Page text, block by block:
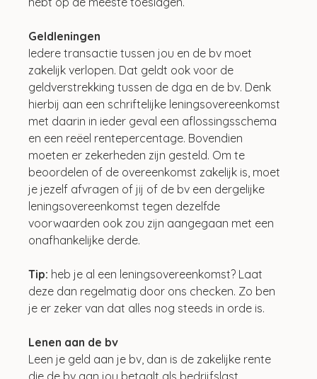
Geldleningen
Iedere transactie tussen jou en de bv moet
zakelijk verlopen. Dat geldt ook voor de
geldverstrekking tussen de dga en de bv. Denk
hierbij aan een schriftelijke leningsovereenkomst
met daarin in ieder geval een aflossingsschema
en een reëel rentepercentage. Bovendien
moeten er zekerheden zijn gesteld. Om te
beoordelen of de overeenkomst zakelijk is, moet
je jezelf afvragen of jij of de bv een dergelijke
leningsovereenkomst tegen dezelfde
voorwaarden ook zou zijn aangegaan met een
onafhankelijke derde.
Tip: heb je al een leningsovereenkomst? Laat
deze dan regelmatig door ons checken. Zo ben
je er zeker van dat alles nog steeds in orde is.
Lenen aan de bv
Leen je geld aan je bv, dan is de zakelijke rente
die de bv aan jou betaalt als bedrijfslast